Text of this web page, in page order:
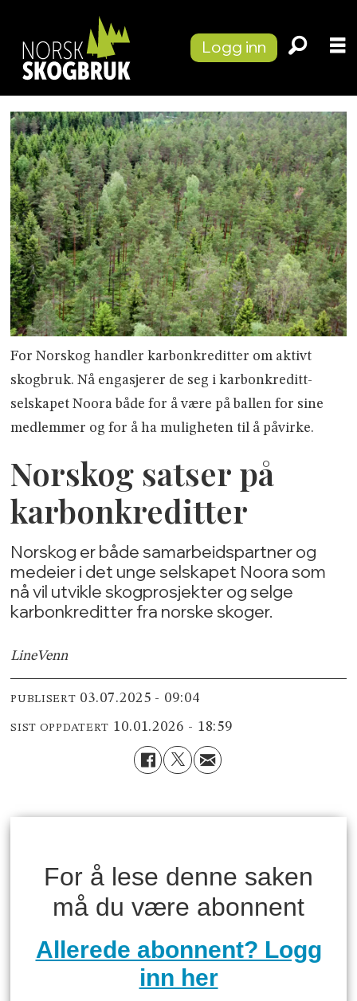
Logg inn
For Norskog handler karbonkreditter om aktivt
skogbruk. Nå engasjerer de seg i karbonkreditt­
selskapet Noora både for å være på ballen for sine
medlemmer og for å ha muligheten til å påvirke.
Norskog satser på
karbonkreditter
Norskog er både samarbeidspartner og
medeier i det unge selskapet Noora som
nå vil utvikle skogprosjekter og selge
karbonkreditter fra norske skoger.
LineVenn
PUBLISERT 03.07.2025 - 09:04
SIST OPPDATERT 10.01.2026 - 18:59
For å lese denne saken
må du være abonnent
Allerede abonnent? Logg
inn her